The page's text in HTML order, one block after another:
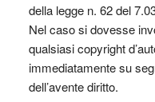
della legge n. 62 del
Nel caso si dovesse
qualsiasi copyright
immediatamente su
dell’avente diritto.